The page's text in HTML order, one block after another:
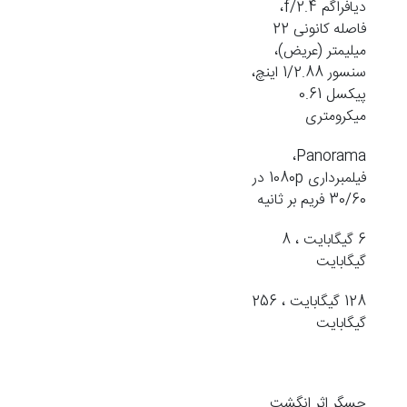
دیافراگم f/2.4،
فاصله کانونی 22
میلیمتر (عریض)،
سنسور 1/2.88 اینچ،
پیکسل 0.61
میکرومتری
Panorama،
فیلمبرداری 1080p در
30/60 فریم بر ثانیه
6 گیگابایت ، 8
گیگابایت
128 گیگابایت ، 256
گیگابایت